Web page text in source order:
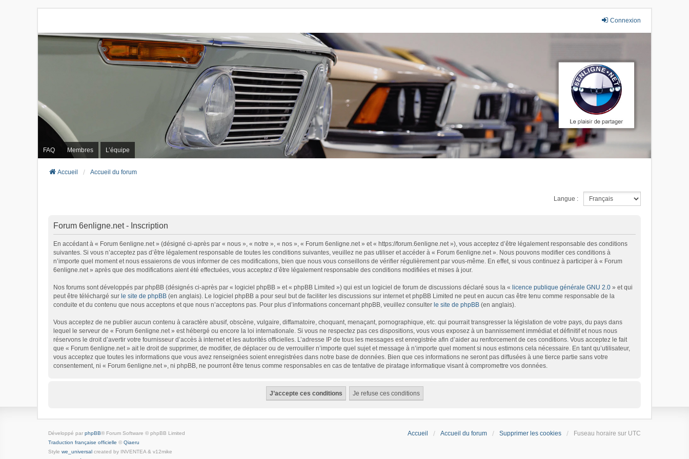
Connexion
FAQ Membres L’équipe
Accueil Accueil du forum
Langue :
Forum 6enligne.net - Inscription
En accédant à « Forum 6enligne.net » (désigné ci-après par « nous », « notre », « nos », « Forum 6enligne.net » et « https://forum.6enligne.net »), vous acceptez d’être légalement responsable des conditions
suivantes. Si vous n’acceptez pas d’être légalement responsable de toutes les conditions suivantes, veuillez ne pas utiliser et accéder à « Forum 6enligne.net ». Nous pouvons modifier ces conditions à
n’importe quel moment et nous essaierons de vous informer de ces modifications, bien que nous vous conseillons de vérifier régulièrement par vous-même. En effet, si vous continuez à participer à « Forum
6enligne.net » après que des modifications aient été effectuées, vous acceptez d’être légalement responsable des conditions modifiées et mises à jour.
Nos forums sont développés par phpBB (désignés ci-après par « logiciel phpBB » et « phpBB Limited ») qui est un logiciel de forum de discussions déclaré sous la « licence publique générale GNU 2.0 » et qui
peut être téléchargé sur le site de phpBB (en anglais). Le logiciel phpBB a pour seul but de faciliter les discussions sur internet et phpBB Limited ne peut en aucun cas être tenu comme responsable de la
conduite et du contenu que nous acceptons et que nous n’acceptons pas. Pour plus d’informations concernant phpBB, veuillez consulter le site de phpBB (en anglais).
Vous acceptez de ne publier aucun contenu à caractère abusif, obscène, vulgaire, diffamatoire, choquant, menaçant, pornographique, etc. qui pourrait transgresser la législation de votre pays, du pays dans
lequel le serveur de « Forum 6enligne.net » est hébergé ou encore la loi internationale. Si vous ne respectez pas ces dispositions, vous vous exposez à un bannissement immédiat et définitif et nous nous
réservons le droit d’avertir votre fournisseur d’accès à internet et les autorités officielles. L’adresse IP de tous les messages est enregistrée afin d’aider au renforcement de ces conditions. Vous acceptez le fait
que « Forum 6enligne.net » ait le droit de supprimer, de modifier, de déplacer ou de verrouiller n’importe quel sujet et message à n’importe quel moment si nous estimons cela nécessaire. En tant qu’utilisateur,
vous acceptez que toutes les informations que vous avez renseignées soient enregistrées dans notre base de données. Bien que ces informations ne seront pas diffusées à une tierce partie sans votre
consentement, ni « Forum 6enligne.net », ni phpBB, ne pourront être tenus comme responsables en cas de tentative de piratage informatique visant à compromettre vos données.
Accueil Accueil du forum Supprimer les cookies Fuseau horaire sur UTC
Développé par phpBB® Forum Software © phpBB Limited
Traduction française officielle © Qiaeru
Style we_universal created by INVENTEA & v12mike